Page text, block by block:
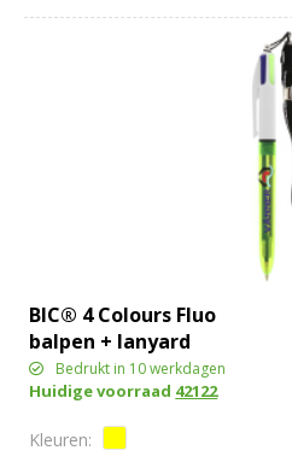
BIC® 4 Colours Fluo
balpen + lanyard
Bedrukt in 10 werkdagen
Huidige voorraad 42122